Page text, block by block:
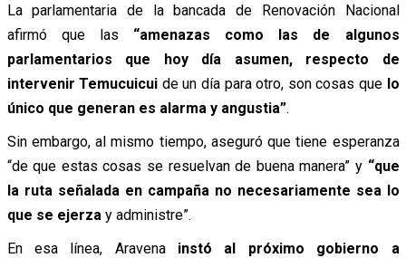
La parlamentaria de la bancada de Renovación Nacional
afirmó que las “amenazas como las de algunos
parlamentarios que hoy día asumen, respecto de
intervenir Temucuicui de un día para otro, son cosas que lo
único que generan es alarma y angustia”.
Sin embargo, al mismo tiempo, aseguró que tiene esperanza
“de que estas cosas se resuelvan de buena manera” y “que
la ruta señalada en campaña no necesariamente sea lo
que se ejerza y administre”.
En esa línea, Aravenainstó al próximo gobierno a